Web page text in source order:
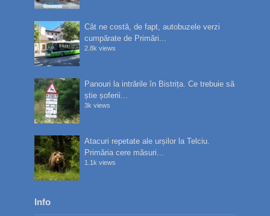
Cât ne costă, de fapt, autobuzele verzi
cumpărate de Primări...
2.8k views
Panouri la intrările în Bistrița. Ce trebuie să
știe șoferii...
3k views
Atacuri repetate ale urșilor la Telciu.
Primăria cere măsuri...
1.1k views
Info